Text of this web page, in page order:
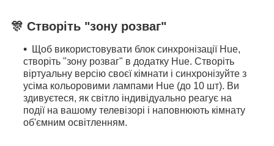
🎊 Створіть "зону розваг"
Щоб використовувати блок синхронізації Hue,
створіть "зону розваг" в додатку Hue. Створіть
віртуальну версію своєї кімнати і синхронізуйте з
усіма кольоровими лампами Hue (до 10 шт). Ви
здивуєтеся, як світло індивідуально реагує на
події на вашому телевізорі і наповнюють кімнату
об'ємним освітленням.